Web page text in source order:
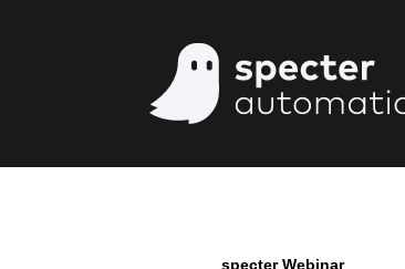
specter Webinar